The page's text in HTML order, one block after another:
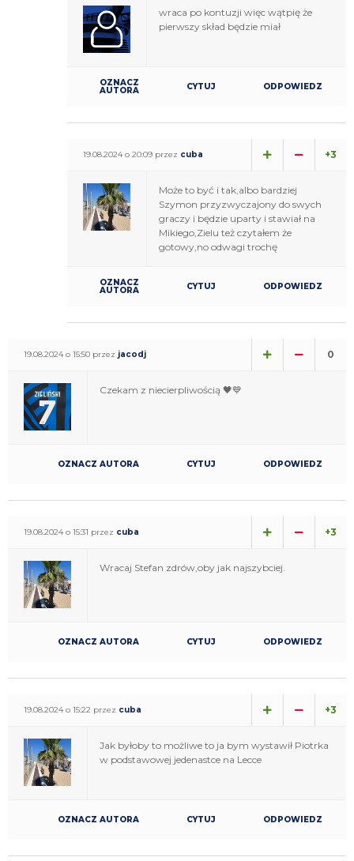
wraca po kontuzji więc wątpię że
pierwszy skład będzie miał
OZNACZ
AUTORA CYTUJ ODPOWIEDZ
19.08.2024 o 20:09 przez cuba +3
Może to być i tak,albo bardziej
Szymon przyzwyczajony do swych
graczy i będzie uparty i stawiał na
Mikiego,Zielu też czytałem że
gotowy,no odwagi trochę
OZNACZ
AUTORA CYTUJ ODPOWIEDZ
19.08.2024 o 15:50 przez jacodj 0
Czekam z niecierpliwością 🖤💙
OZNACZ AUTORA CYTUJ ODPOWIEDZ
19.08.2024 o 15:31 przez cuba +3
Wracaj Stefan zdrów,oby jak najszybciej.
OZNACZ AUTORA CYTUJ ODPOWIEDZ
19.08.2024 o 15:22 przez cuba +3
Jak byłoby to możliwe to ja bym wystawił Piotrka
w podstawowej jedenastce na Lecce
OZNACZ AUTORA CYTUJ ODPOWIEDZ